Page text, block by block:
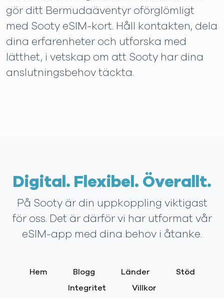
gör ditt Bermudaäventyr oförglömligt
med Sooty eSIM-kort. Håll kontakten, dela
dina erfarenheter och utforska med
lätthet, i vetskap om att Sooty har dina
anslutningsbehov täckta.
Digital. Flexibel. Överallt.
På Sooty är din uppkoppling viktigast
för oss. Det är därför vi har utformat vår
eSIM-app med dina behov i åtanke.
Hem Blogg Länder
Stöd
Integritet
Villkor